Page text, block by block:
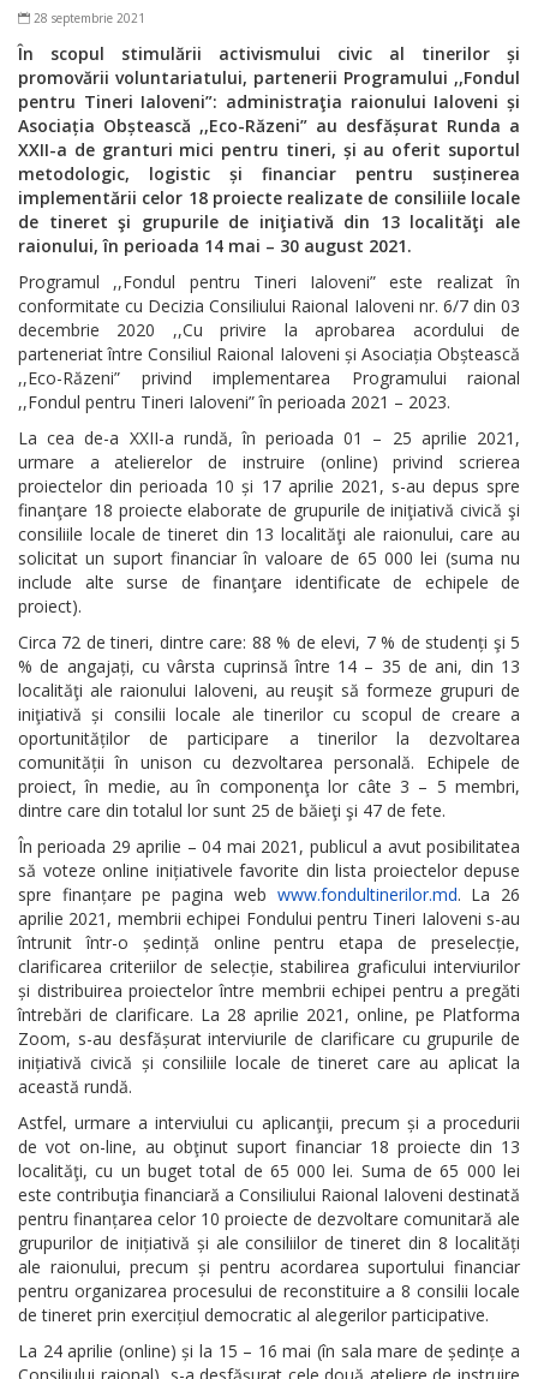
28 septembrie 2021
În scopul stimulării activismului civic al tinerilor și
promovării voluntariatului, partenerii Programului ,,Fondul
pentru Tineri Ialoveni”: administraţia raionului Ialoveni și
Asociația Obștească ,,Eco-Răzeni” au desfășurat Runda a
XXII-a de granturi mici pentru tineri, și au oferit suportul
metodologic, logistic și financiar pentru susținerea
implementării celor 18 proiecte realizate de consiliile locale
de tineret şi grupurile de iniţiativă din 13 localităţi ale
raionului, în perioada 14 mai – 30 august 2021.
Programul ,,Fondul pentru Tineri Ialoveni” este realizat în
conformitate cu Decizia Consiliului Raional Ialoveni nr. 6/7 din 03
decembrie 2020 ,,Cu privire la aprobarea acordului de
parteneriat între Consiliul Raional Ialoveni și Asociația Obștească
,,Eco-Răzeni” privind implementarea Programului raional
,,Fondul pentru Tineri Ialoveni” în perioada 2021 – 2023.
La cea de-a XXII-a rundă, în perioada 01 – 25 aprilie 2021,
urmare a atelierelor de instruire (online) privind scrierea
proiectelor din perioada 10 și 17 aprilie 2021, s-au depus spre
finanţare 18 proiecte elaborate de grupurile de iniţiativă civică şi
consiliile locale de tineret din 13 localităţi ale raionului, care au
solicitat un suport financiar în valoare de 65 000 lei (suma nu
include alte surse de finanţare identificate de echipele de
proiect).
Circa 72 de tineri, dintre care: 88 % de elevi, 7 % de studenți şi 5
% de angajați, cu vârsta cuprinsă între 14 – 35 de ani, din 13
localităţi ale raionului Ialoveni, au reuşit să formeze grupuri de
iniţiativă și consilii locale ale tinerilor cu scopul de creare a
oportunităților de participare a tinerilor la dezvoltarea
comunității în unison cu dezvoltarea personală. Echipele de
proiect, în medie, au în componenţa lor câte 3 – 5 membri,
dintre care din totalul lor sunt 25 de băieţi şi 47 de fete.
În perioada 29 aprilie – 04 mai 2021, publicul a avut posibilitatea
să voteze online inițiativele favorite din lista proiectelor depuse
spre finanțare pe pagina web www.fondultinerilor.md. La 26
aprilie 2021, membrii echipei Fondului pentru Tineri Ialoveni s-au
întrunit într-o ședință online pentru etapa de preselecție,
clarificarea criteriilor de selecție, stabilirea graficului interviurilor
și distribuirea proiectelor între membrii echipei pentru a pregăti
întrebări de clarificare. La 28 aprilie 2021, online, pe Platforma
Zoom, s-au desfășurat interviurile de clarificare cu grupurile de
inițiativă civică și consiliile locale de tineret care au aplicat la
această rundă.
Astfel, urmare a interviului cu aplicanţii, precum și a procedurii
de vot on-line, au obţinut suport financiar 18 proiecte din 13
localităţi, cu un buget total de 65 000 lei. Suma de 65 000 lei
este contribuţia financiară a Consiliului Raional Ialoveni destinată
pentru finanțarea celor 10 proiecte de dezvoltare comunitară ale
grupurilor de inițiativă și ale consiliilor de tineret din 8 localități
ale raionului, precum și pentru acordarea suportului financiar
pentru organizarea procesului de reconstituire a 8 consilii locale
de tineret prin exercițiul democratic al alegerilor participative.
La 24 aprilie (online) și la 15 – 16 mai (în sala mare de ședințe a
Consiliului raional) s-a desfășurat cele două ateliere de instruire